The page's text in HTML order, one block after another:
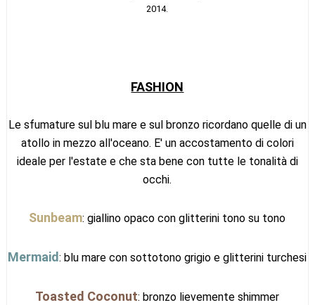
2014.
FASHION
Le sfumature sul blu mare e sul bronzo ricordano quelle di un
atollo in mezzo all'oceano. E' un accostamento di colori
ideale per l'estate e che sta bene con tutte le tonalità di
occhi.
Sunbeam: giallino opaco con glitterini tono su tono
Mermaid: blu mare con sottotono grigio e glitterini turchesi
Toasted Coconut: bronzo lievemente shimmer